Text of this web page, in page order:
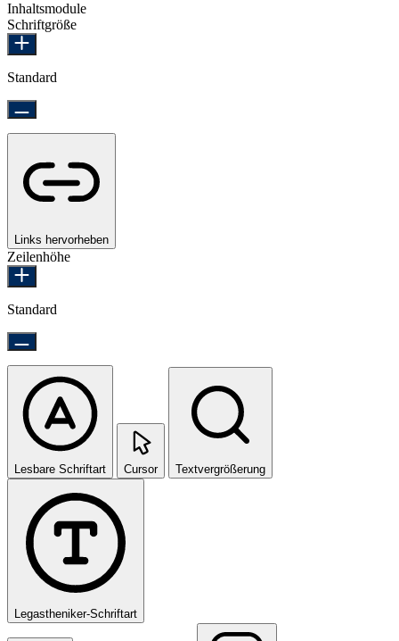
Inhaltsmodule
Schriftgröße
Standard
Links hervorheben
Zeilenhöhe
Standard
Lesbare Schriftart Cursor Textvergrößerung
Legastheniker-Schriftart